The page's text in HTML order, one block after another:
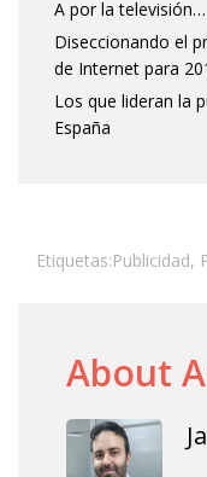
A por la televisión…
Diseccionando el
de Internet para
Los que lideran la
España
Etiquetas:Publicidad,
About